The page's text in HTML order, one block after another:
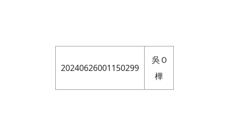
20240626001150299
吳Ｏ
樺